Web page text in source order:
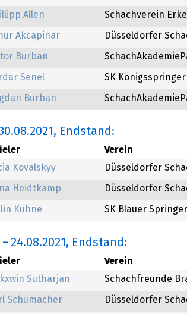
Allen Schachverein
Akcapinar Düsseldorfer
Burban
Senel SK
Burban
, Endstand:
Verein
Kovalskyy Düsseldorfer
Heidtkamp Düsseldorfer
Kühne SK Blauer
– 24.08.2021 , Endstand:
Verein
Sutharjan Schachfreunde
Schumacher Düsseldorfer